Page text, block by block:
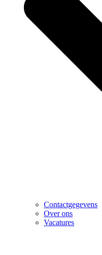
Contactgegevens
Over ons
Vacatures